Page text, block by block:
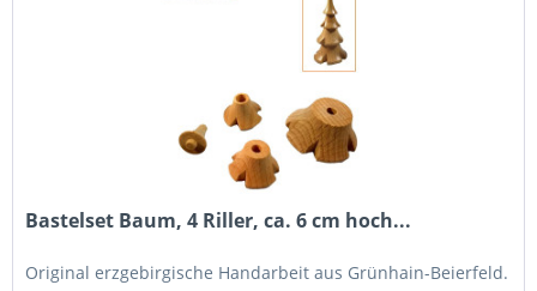
Bastelset Baum, 4 Riller, ca. 6 cm hoch...
Original erzgebirgische Handarbeit aus Grünhain-Beierfeld.